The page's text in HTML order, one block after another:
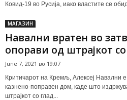
Ковид-19 во Русија, иако властите се
МАГАЗИН
Навални вратен во
опорави од штрајкот
June 7, 2021 во 19:07
Критичарот на Кремљ, Алексеј Навални
казнено-поправен дом, каде што
штрајкот со глад...